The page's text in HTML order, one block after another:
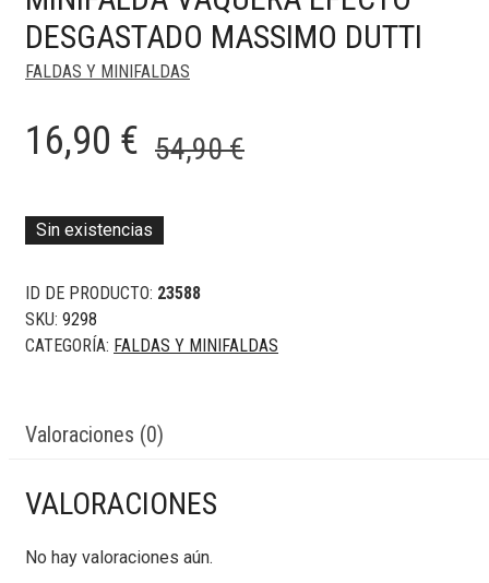
DESGASTADO MASSIMO DUTTI
FALDAS Y MINIFALDAS
54,90€El
16,90 €
El
Sin existencias
ID DE PRODUCTO: 23588
SKU: 9298
CATEGORÍA: FALDAS Y MINIFALDAS
Valoraciones (0)
VALORACIONES
No hay valoraciones aún.